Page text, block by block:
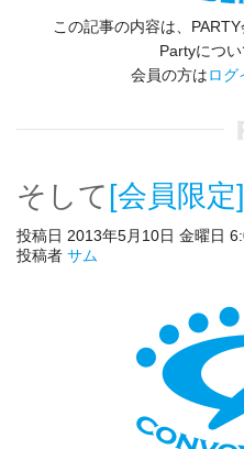
この記事の内容は、
Partyにつ
会員の方はログ
そして [会員限定]
投稿日 2013年5月10日 金曜日
投稿者 サム